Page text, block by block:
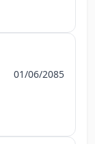
01/06/2085